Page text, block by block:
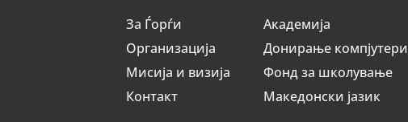
За Ѓорѓи
Организација
Мисија и визија
Контакт
Академија
Донирање компјутери
Фонд за школување
Македонски јазик